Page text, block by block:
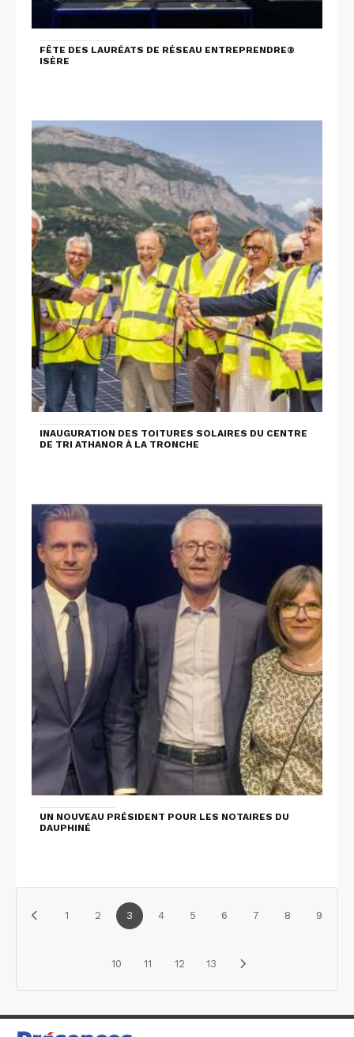
FÊTE DES LAURÉATS DE RÉSEAU ENTREPRENDRE®
ISÈRE
INAUGURATION DES TOITURES SOLAIRES DU CENTRE
DE TRI ATHANOR À LA TRONCHE
UN NOUVEAU PRÉSIDENT POUR LES NOTAIRES DU
DAUPHINÉ
1 2 3 4 5 6 7 8 9
10 11 12 13